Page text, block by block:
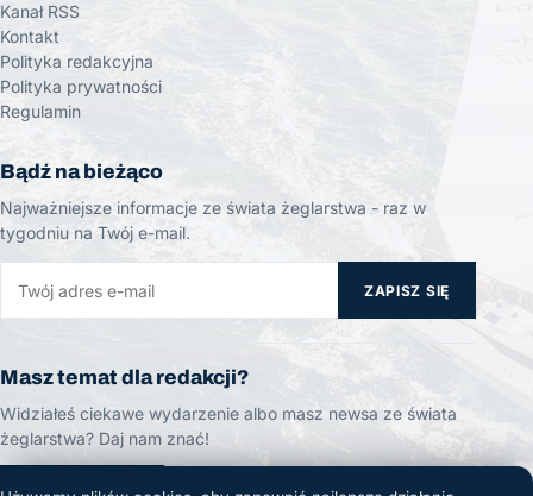
Kanał RSS
Kontakt
Polityka redakcyjna
Polityka prywatności
Regulamin
Bądź na bieżąco
Najważniejsze informacje ze świata żeglarstwa - raz w
tygodniu na Twój e-mail.
ZAPISZ SIĘ
Masz temat dla redakcji?
Widziałeś ciekawe wydarzenie albo masz newsa ze świata
żeglarstwa? Daj nam znać!